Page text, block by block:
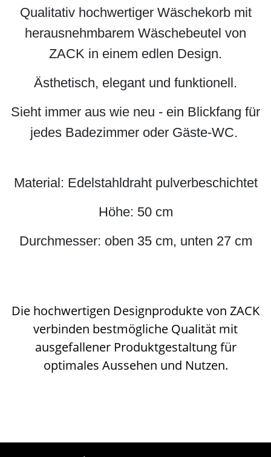
Qualitativ hochwertiger Wäschekorb mit
herausnehmbarem Wäschebeutel von
ZACK in einem edlen Design.
Ästhetisch, elegant und funktionell.
Sieht immer aus wie neu - ein Blickfang für
jedes Badezimmer oder Gäste-WC.
Material: Edelstahldraht pulverbeschichtet
Höhe: 50 cm
Durchmesser: oben 35 cm, unten 27 cm
Die hochwertigen Designprodukte von ZACK
verbinden bestmögliche Qualität mit
ausgefallener Produktgestaltung für
optimales Aussehen und Nutzen.